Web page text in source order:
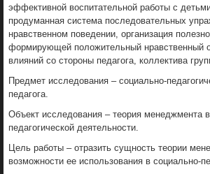
эффективной воспитательной работы с
продуманная система последовательных
нравственном поведении, организация
формирующей положительный нравственный
влияний со стороны педагога, коллектива
Предмет исследования – социально-
педагога.
Объект исследования – теория менеджмента
педагогической деятельности.
Цель работы – отразить сущность теории
возможности ее использования в социально-